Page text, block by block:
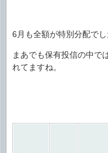
6月も全額が特別分配でし
まあでも保有投信の中で
れてますね。